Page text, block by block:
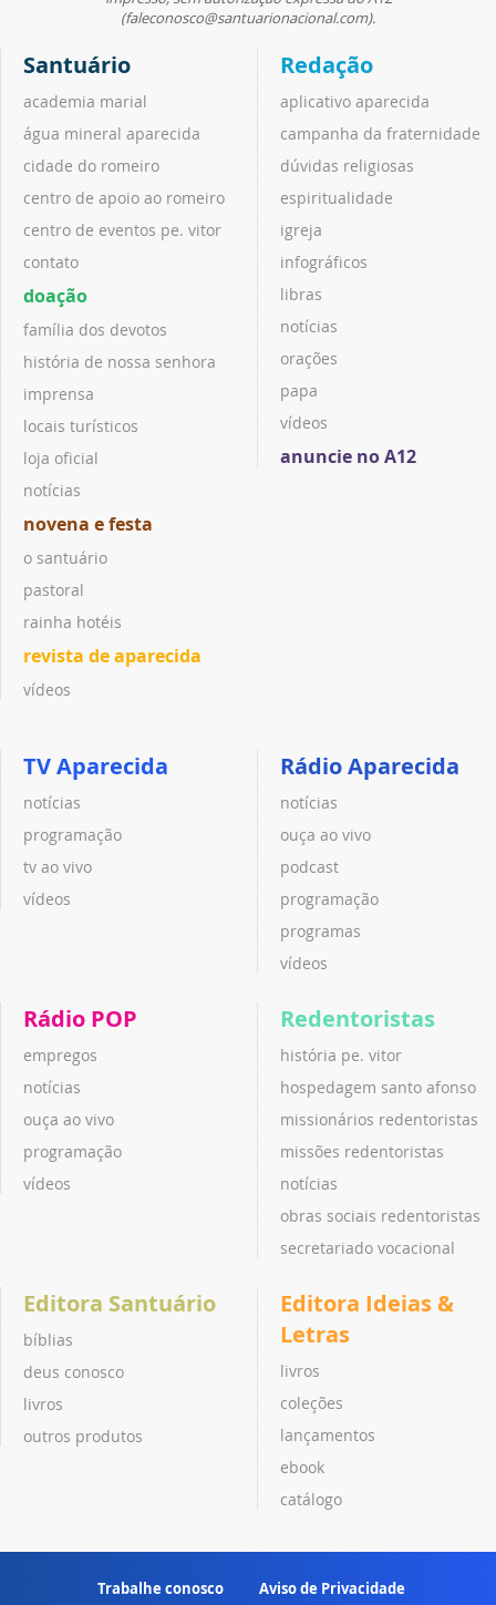
(faleconosco@santuarionacional.com).
Santuário
academia marial
água mineral aparecida
cidade do romeiro
centro de apoio ao romeiro
centro de eventos pe. vitor
contato
doação
família dos devotos
história de nossa senhora
imprensa
locais turísticos
loja oficial
notícias
novena e festa
o santuário
pastoral
rainha hotéis
revista de aparecida
vídeos
Redação
aplicativo aparecida
campanha da fraternidade
dúvidas religiosas
espiritualidade
igreja
infográficos
libras
notícias
orações
papa
vídeos
anuncie no A12
TV Aparecida
notícias
programação
tv ao vivo
vídeos
Rádio Aparecida
notícias
ouça ao vivo
podcast
programação
programas
vídeos
Rádio POP
empregos
notícias
ouça ao vivo
programação
vídeos
Redentoristas
história pe. vitor
hospedagem santo afonso
missionários redentoristas
missões redentoristas
notícias
obras sociais redentoristas
secretariado vocacional
Editora Santuário
bíblias
deus conosco
livros
outros produtos
Editora Ideias &
Letras
livros
coleções
lançamentos
ebook
catálogo
Trabalhe conosco Aviso de Privacidade